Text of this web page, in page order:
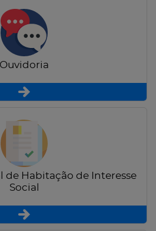
Ouvidoria
de Habitação de Interesse
Social